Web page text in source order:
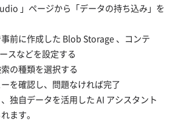
」ページから「データの持ち込み」を
事前に作成した Blob Storage 、コンテ
スなどを設定する
の種類を選択する
を確認し、問題なければ完了
独自データを活用した AI アシスタント
ます。